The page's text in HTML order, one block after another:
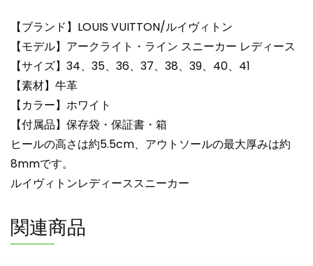
lv303288
ホ
ワ
イ
ト
品
ヴ
ィ
ン
レ
デ
【ブランド】LOUIS VUITTON/ルイヴィトン
【モデル】アークライト・ライン スニーカー レディース
【サイズ】34、35、36、37、38、39、40、41
【素材】牛革
【カラー】ホワイト
【付属品】保存袋・保証書・箱
ヒールの高さは約5.5cm、アウトソールの最大厚みは約
8mmです。
ルイヴィトンレディーススニーカー
関連商品